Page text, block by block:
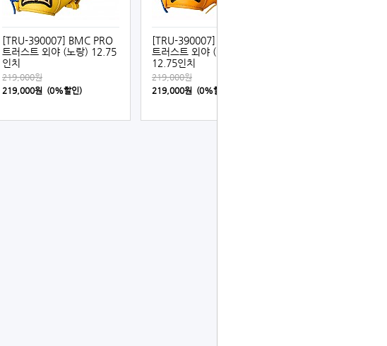
[TRU-390007] BMC PRO
트러스트 외야 (노랑) 12.75
인치
219,000원
219,000원 (0%할인)
[TRU-390007] BMC PRO
트러스트 외야 (탄+청)
12.75인치
219,000원
219,000원 (0%할인)